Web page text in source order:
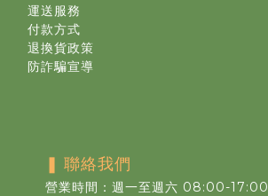
運送服務
付款方式
退換貨政策
防詐騙宣導
❚ 聯絡我們
營業時間：週一至週六 08:00-17:00